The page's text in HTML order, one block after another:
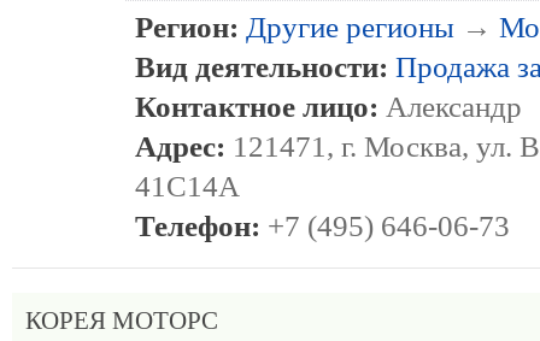
Регион: Другие регионы →
Вид деятельности: Продажа
Контактное лицо: Александр
Адрес: 121471, г. Москва, ул.
41С14А
Телефон: +7 (495) 646-06-73
КОРЕЯ МОТОРС